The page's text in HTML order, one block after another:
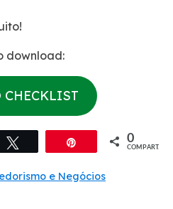
download:
CHECKLIST
0
COMPART.
e Negócios